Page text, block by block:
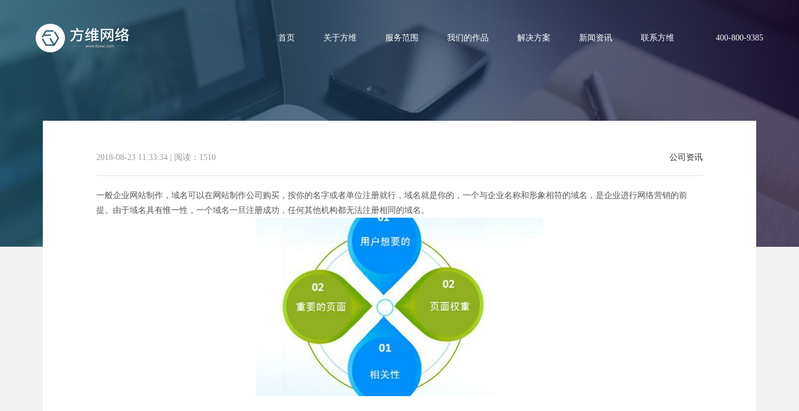
首页 关于方维 服务范围 我们的作品 解决方案 新闻资讯 联系方维 400-800-9385
公司资讯
2018-08-23 11:33:34 阅读：1510
一般企业网站制作，域名可以在网站制作公司购买，按你的名字或者单位注册就行，域名就是你的，一个与企业名称和形象相符的域名，是企业进行网络营销的前
提。由于域名具有惟一性，一个域名一旦注册成功，任何其他机构都无法注册相同的域名。